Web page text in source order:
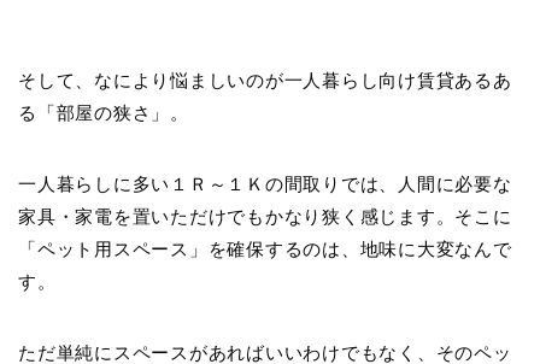
そして、なにより悩ましいのが一人暮らし向け賃貸あるあ
る「部屋の狭さ」。
一人暮らしに多い１Ｒ～１Ｋの間取りでは、人間に必要な
家具・家電を置いただけでもかなり狭く感じます。そこに
「ペット用スペース」を確保するのは、地味に大変なんで
す。
ただ単純にスペースがあればいいわけでもなく、そのペッ